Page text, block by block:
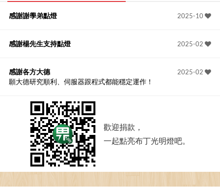
2025-10
感謝謝學弟點燈
2025-02
感謝楊先生支持點燈
2025-02
感謝各方大德
願大德研究順利、伺服器跟程式都能穩定運作！
歡迎捐款，
一起點亮布丁光明燈吧。